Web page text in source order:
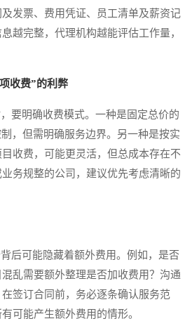
发票、费用凭证、员工清单及薪资记
越完整，代理机构越能评估工作量，
收费”的利弊
明确收费模式。一种是固定总价的
，但需明确服务边界。另一种是按实
收费，可能更灵活，但总成本存在不
务规整的公司，建议优先考虑清晰的
可能隐藏着额外费用。例如，是否
乱需要额外整理是否加收费用？沟通
签订合同前，务必逐条确认服务范
可能产生额外费用的情形。